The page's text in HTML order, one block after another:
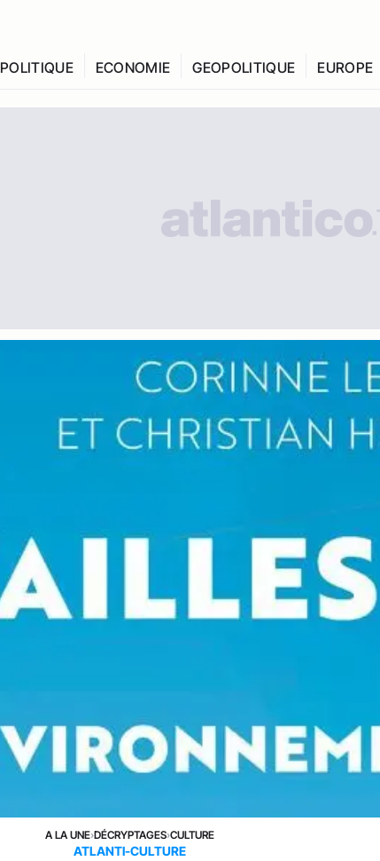
POLITIQUE ECONOMIE GEOPOLITIQUE EUROPE
A LA UNE›DÉCRYPTAGES›CULTURE
ATLANTI-CULTURE